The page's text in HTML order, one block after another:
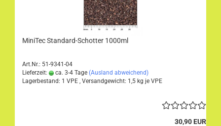
MiniTec Standard-Schotter 1000ml
Art.Nr.: 51-9341-04
Lieferzeit:
ca. 3-4 Tage (Ausland abweichend)
Lagerbestand: 1 VPE , Versandgewicht: 1,5 kg je VPE
30,90 EUR